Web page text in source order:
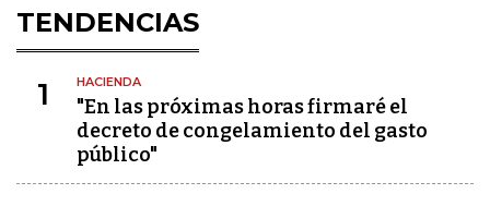
TENDENCIAS
1 HACIENDA
"En las próximas horas firmaré el
decreto de congelamiento del gasto
público"